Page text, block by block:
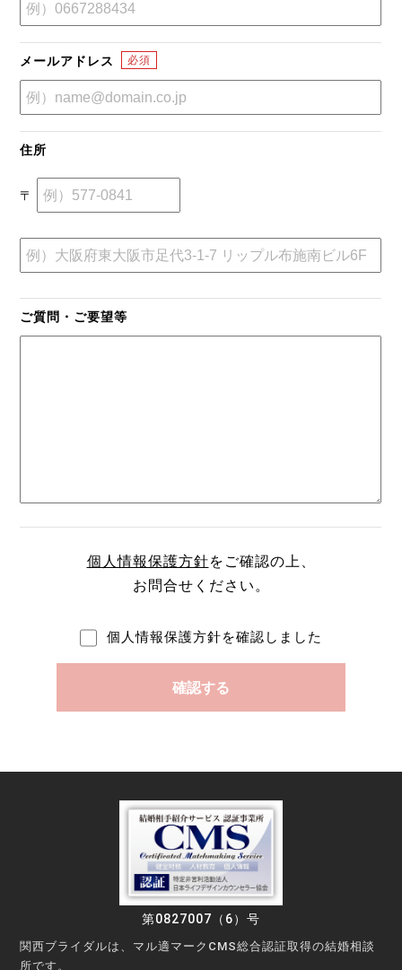
メールアドレス
住所
〒
ご質問・ご要望等
個人情報保護方針をご確認の上、
お問合せください。
個人情報保護方針を確認しました
第0827007（6）号
関西ブライダルは、マル適マークCMS総合認証取得の結婚相談
所です。